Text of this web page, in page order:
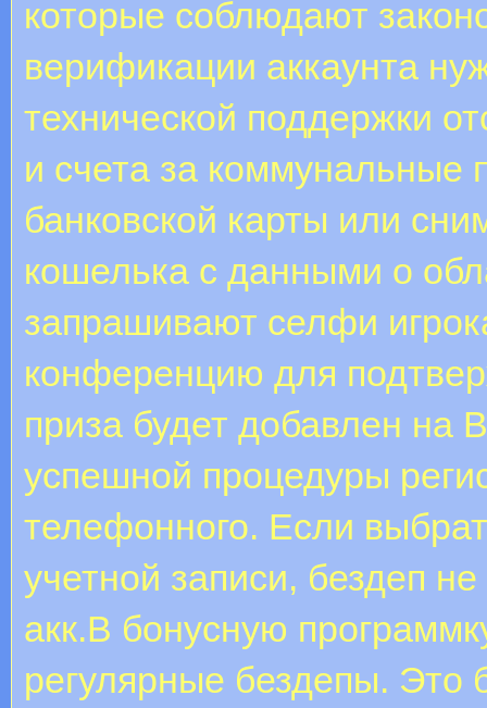
которые соблюдают
верификации аккаунта
технической поддержки
и счета за
банковской карты или
кошелька с данными о
запрашивают селфи
конференцию для
приза будет добавлен на
успешной процедуры
телефонного. Если
учетной записи, бездеп
акк.В бонусную
регулярные бездепы.